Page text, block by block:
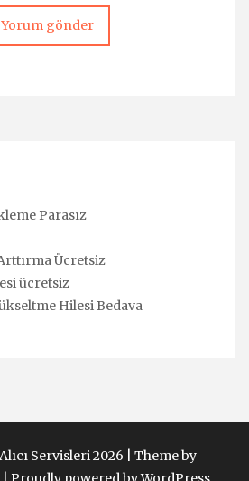
Parasız
Ücretsiz
ücretsiz
Hilesi Bedava
Servisleri 2026 | Theme by